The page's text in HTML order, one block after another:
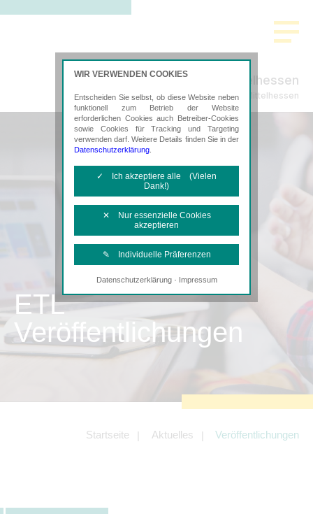
ADVISA Mittelhessen
Steuerberatung in Mittelhessen
ETL
Veröffentlichungen
Startseite Aktuelles Veröffentlichungen
WIR VERWENDEN COOKIES
Entscheiden Sie selbst, ob diese Website neben
funktionell zum Betrieb der Website
erforderlichen Cookies auch Betreiber-Cookies
sowie Cookies für Tracking und Targeting
verwenden darf. Weitere Details finden Sie in der
Datenschutzerklärung
✓ Ich akzeptiere alle (Vielen
Dank!)
✕ Nur essenzielle Cookies
akzeptieren
✎ Individuelle Präferenzen
Notwendige Cookies
Diese Cookies sind erforderlich, um die
Tracking- und Targeting-Cookies
Diese Cookies sind erforderlich, um
Angebotes einschließlich der
Angeboten von z.B. Facebook und
LinkedIn.
können.
Datenschutzerklärung· Impressum